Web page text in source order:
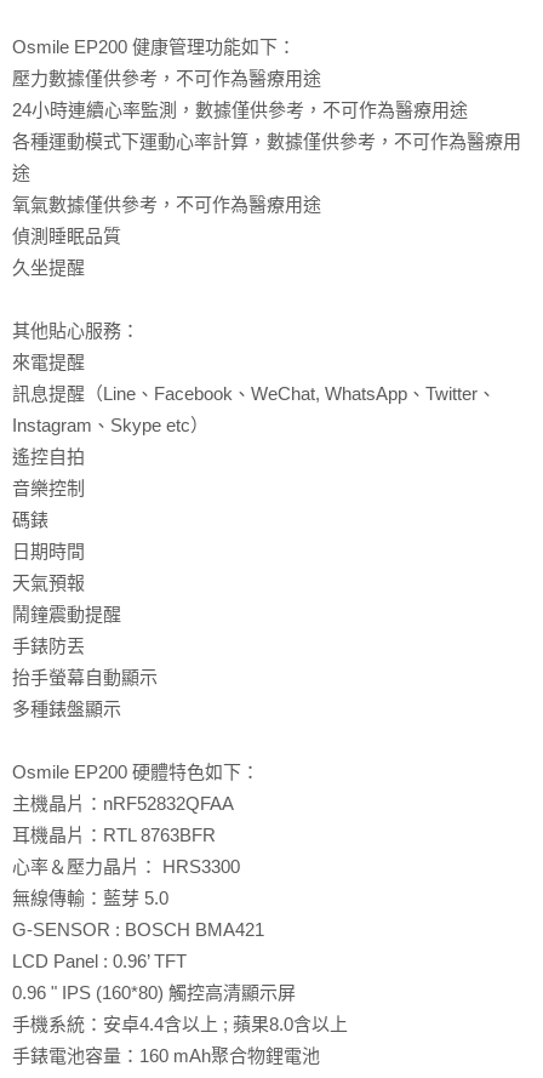
Osmile EP200 健康管理功能如下：
壓力數據僅供參考，不可作為醫療用途
24小時連續心率監測，數據僅供參考，不可作為醫療用途
各種運動模式下運動心率計算，數據僅供參考，不可作為醫療用
途
氧氣數據僅供參考，不可作為醫療用途
偵測睡眠品質
久坐提醒
其他貼心服務：
來電提醒
訊息提醒（Line、Facebook、WeChat, WhatsApp、Twitter、
Instagram、Skype etc）
遙控自拍
音樂控制
碼錶
日期時間
天氣預報
鬧鐘震動提醒
手錶防丟
抬手螢幕自動顯示
多種錶盤顯示
Osmile EP200 硬體特色如下：
主機晶片：nRF52832QFAA
耳機晶片：RTL 8763BFR
心率＆壓力晶片： HRS3300
無線傳輸：藍芽 5.0
G-SENSOR : BOSCH BMA421
LCD Panel : 0.96’ TFT
0.96 " IPS (160*80) 觸控高清顯示屏
手機系統：安卓4.4含以上 ; 蘋果8.0含以上
手錶電池容量：160 mAh聚合物鋰電池